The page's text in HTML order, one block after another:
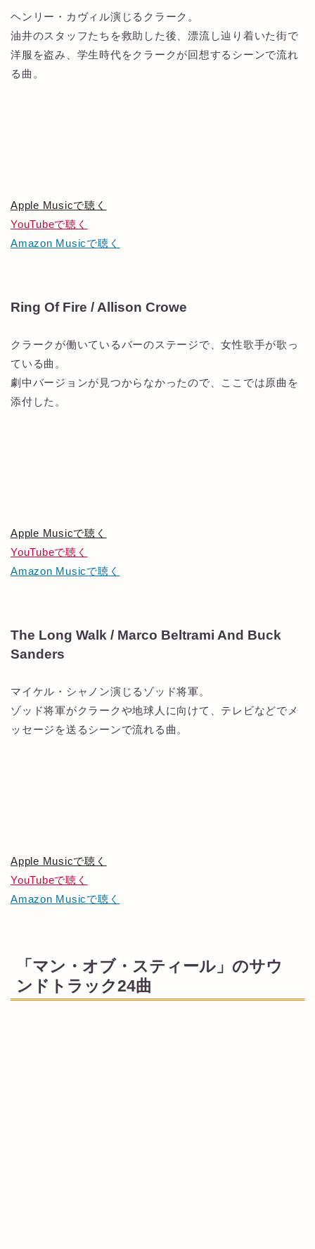
ヘンリー・カヴィル演じるクラーク。
油井のスタッフたちを救助した後、漂流し辿り着いた街で
洋服を盗み、学生時代をクラークが回想するシーンで流れ
る曲。
Apple Musicで聴く
YouTubeで聴く
Amazon Musicで聴く
Ring Of Fire / Allison Crowe
クラークが働いているバーのステージで、女性歌手が歌っ
ている曲。
劇中バージョンが見つからなかったので、ここでは原曲を
添付した。
Apple Musicで聴く
YouTubeで聴く
Amazon Musicで聴く
The Long Walk / Marco Beltrami And Buck
Sanders
マイケル・シャノン演じるゾッド将軍。
ゾッド将軍がクラークや地球人に向けて、テレビなどでメ
ッセージを送るシーンで流れる曲。
Apple Musicで聴く
YouTubeで聴く
Amazon Musicで聴く
「マン・オブ・スティール」のサウ
ンドトラック24曲